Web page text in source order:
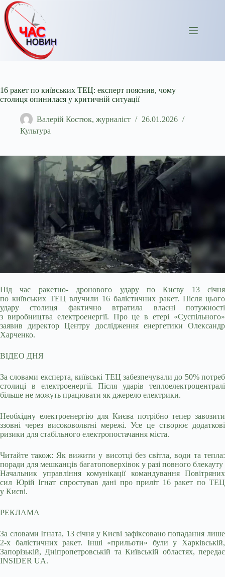
Перейти
до
вмісту
16 ракет по київських ТЕЦ: експерт пояснив, чому
столиця опинилася у критичній ситуації
Валерій Костюк, журналіст
26.01.2026
Культура
Пiд час ракетно- дронового удару по Києву 13 січня
по київських ТЕЦ влучили 16 балістичних ракет. Після цього
удару столиця фактично втратила власні потужності
з виробництва електроенергії. Про це в етері «Суспільного»
заявив директор Центру дослідження енергетики Олександр
Харченко.
ВІДЕО ДНЯ
За словами експерта, київські ТЕЦ забезпечували до 50% потреб
столиці в електроенергії. Після ударів теплоелектроцентралі
більше не можуть працювати як джерело електрики.
Необхідну електроенергію для Києва потрібно тепер завозити
ззовні через високовольтні мережі. Усе це створює додаткові
ризики для стабільного електропостачання міста.
Читайте також: Як вижити у висотці без світла, води та тепла:
поради для мешканців багатоповерхівок у разі повного блекауту
Начальник управління комунікації командування Повітряних
сил Юрій Ігнат спростував дані про приліт 16 ракет по ТЕЦ
у Києві.
РЕКЛАМА
За словами Ігната, 13 січня у Києві зафіксовано попадання лише
2-х балістичних ракет. Інші «прильоти» були у Харківській,
Запорізькій, Дніпропетровській та Київській областях, передає
INSIDER UA.